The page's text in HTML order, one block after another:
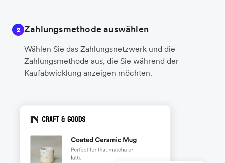
2 Zahlungsmethode auswählen
Wählen Sie das Zahlungsnetzwerk und die
Zahlungsmethode aus, die Sie während der
Kaufabwicklung anzeigen möchten.